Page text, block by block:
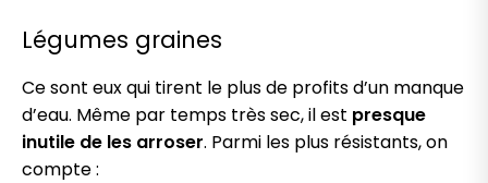
Légumes graines
Ce sont eux qui tirent le plus de profits d’un manque
d’eau. Même par temps très sec, il est presque
inutile de les arroser. Parmi les plus résistants, on
compte :